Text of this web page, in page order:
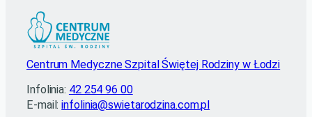
Centrum Medyczne Szpital Świętej Rodziny w Łodzi
Infolinia: 42 254 96 00
E-mail:infolinia@swietarodzina.com.pl